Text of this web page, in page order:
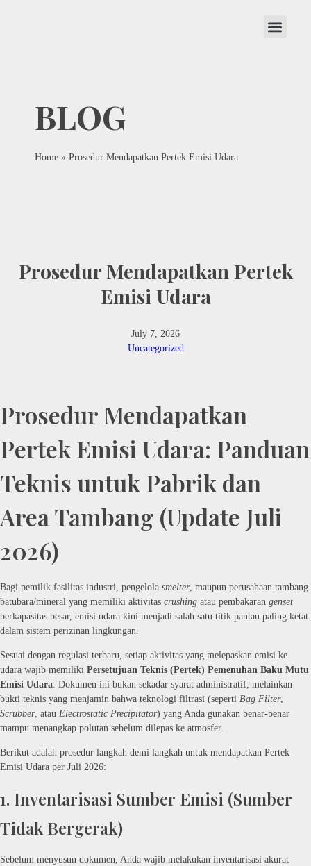
Home » Prosedur Mendapatkan Pertek Emisi Udara
Prosedur Mendapatkan Pertek
Emisi Udara
July 7, 2026
Uncategorized
Prosedur Mendapatkan
Pertek Emisi Udara: Panduan
Teknis untuk Pabrik dan
Area Tambang (Update Juli
2026)
Bagi pemilik fasilitas industri, pengelola smelter, maupun perusahaan tambang
batubara/mineral yang memiliki aktivitas crushing atau pembakaran genset
berkapasitas besar, emisi udara kini menjadi salah satu titik pantau paling ketat
dalam sistem perizinan lingkungan.
Sesuai dengan regulasi terbaru, setiap aktivitas yang melepaskan emisi ke
udara wajib memiliki Persetujuan Teknis (Pertek) Pemenuhan Baku Mutu
Emisi Udara . Dokumen ini bukan sekadar syarat administratif, melainkan
bukti teknis yang menjamin bahwa teknologi filtrasi (seperti Bag Filter,
Scrubber, atau Electrostatic Precipitator) yang Anda gunakan benar-benar
mampu menangkap polutan sebelum dilepas ke atmosfer.
Berikut adalah prosedur langkah demi langkah untuk mendapatkan Pertek
Emisi Udara per Juli 2026:
1. Inventarisasi Sumber Emisi (Sumber
Tidak Bergerak)
Sebelum menyusun dokumen, Anda wajib melakukan inventarisasi akurat